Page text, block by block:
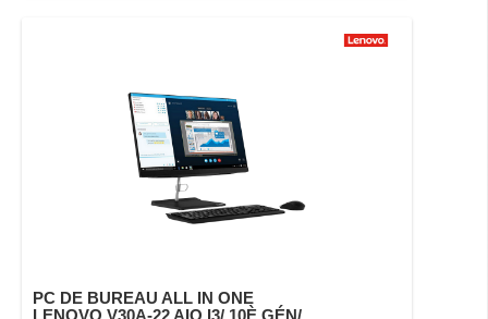
PC DE BUREAU ALL IN ONE
LENOVO V30A-22 AIO I3/ 10È GÉN/